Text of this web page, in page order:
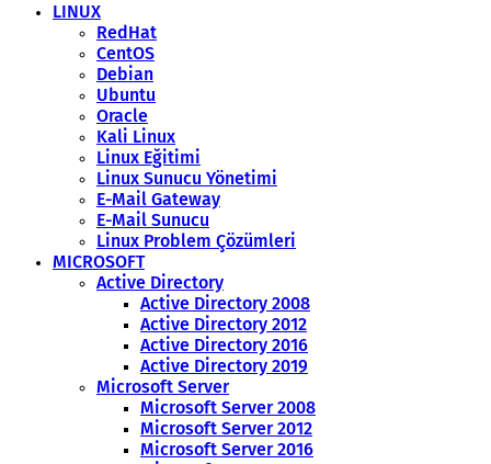
LINUX
RedHat
CentOS
Debian
Ubuntu
Oracle
Kali Linux
Linux Eğitimi
Linux Sunucu Yönetimi
E-Mail Gateway
E-Mail Sunucu
Linux Problem Çözümleri
MICROSOFT
Active Directory
Active Directory 2008
Active Directory 2012
Active Directory 2016
Active Directory 2019
Microsoft Server
Microsoft Server 2008
Microsoft Server 2012
Microsoft Server 2016